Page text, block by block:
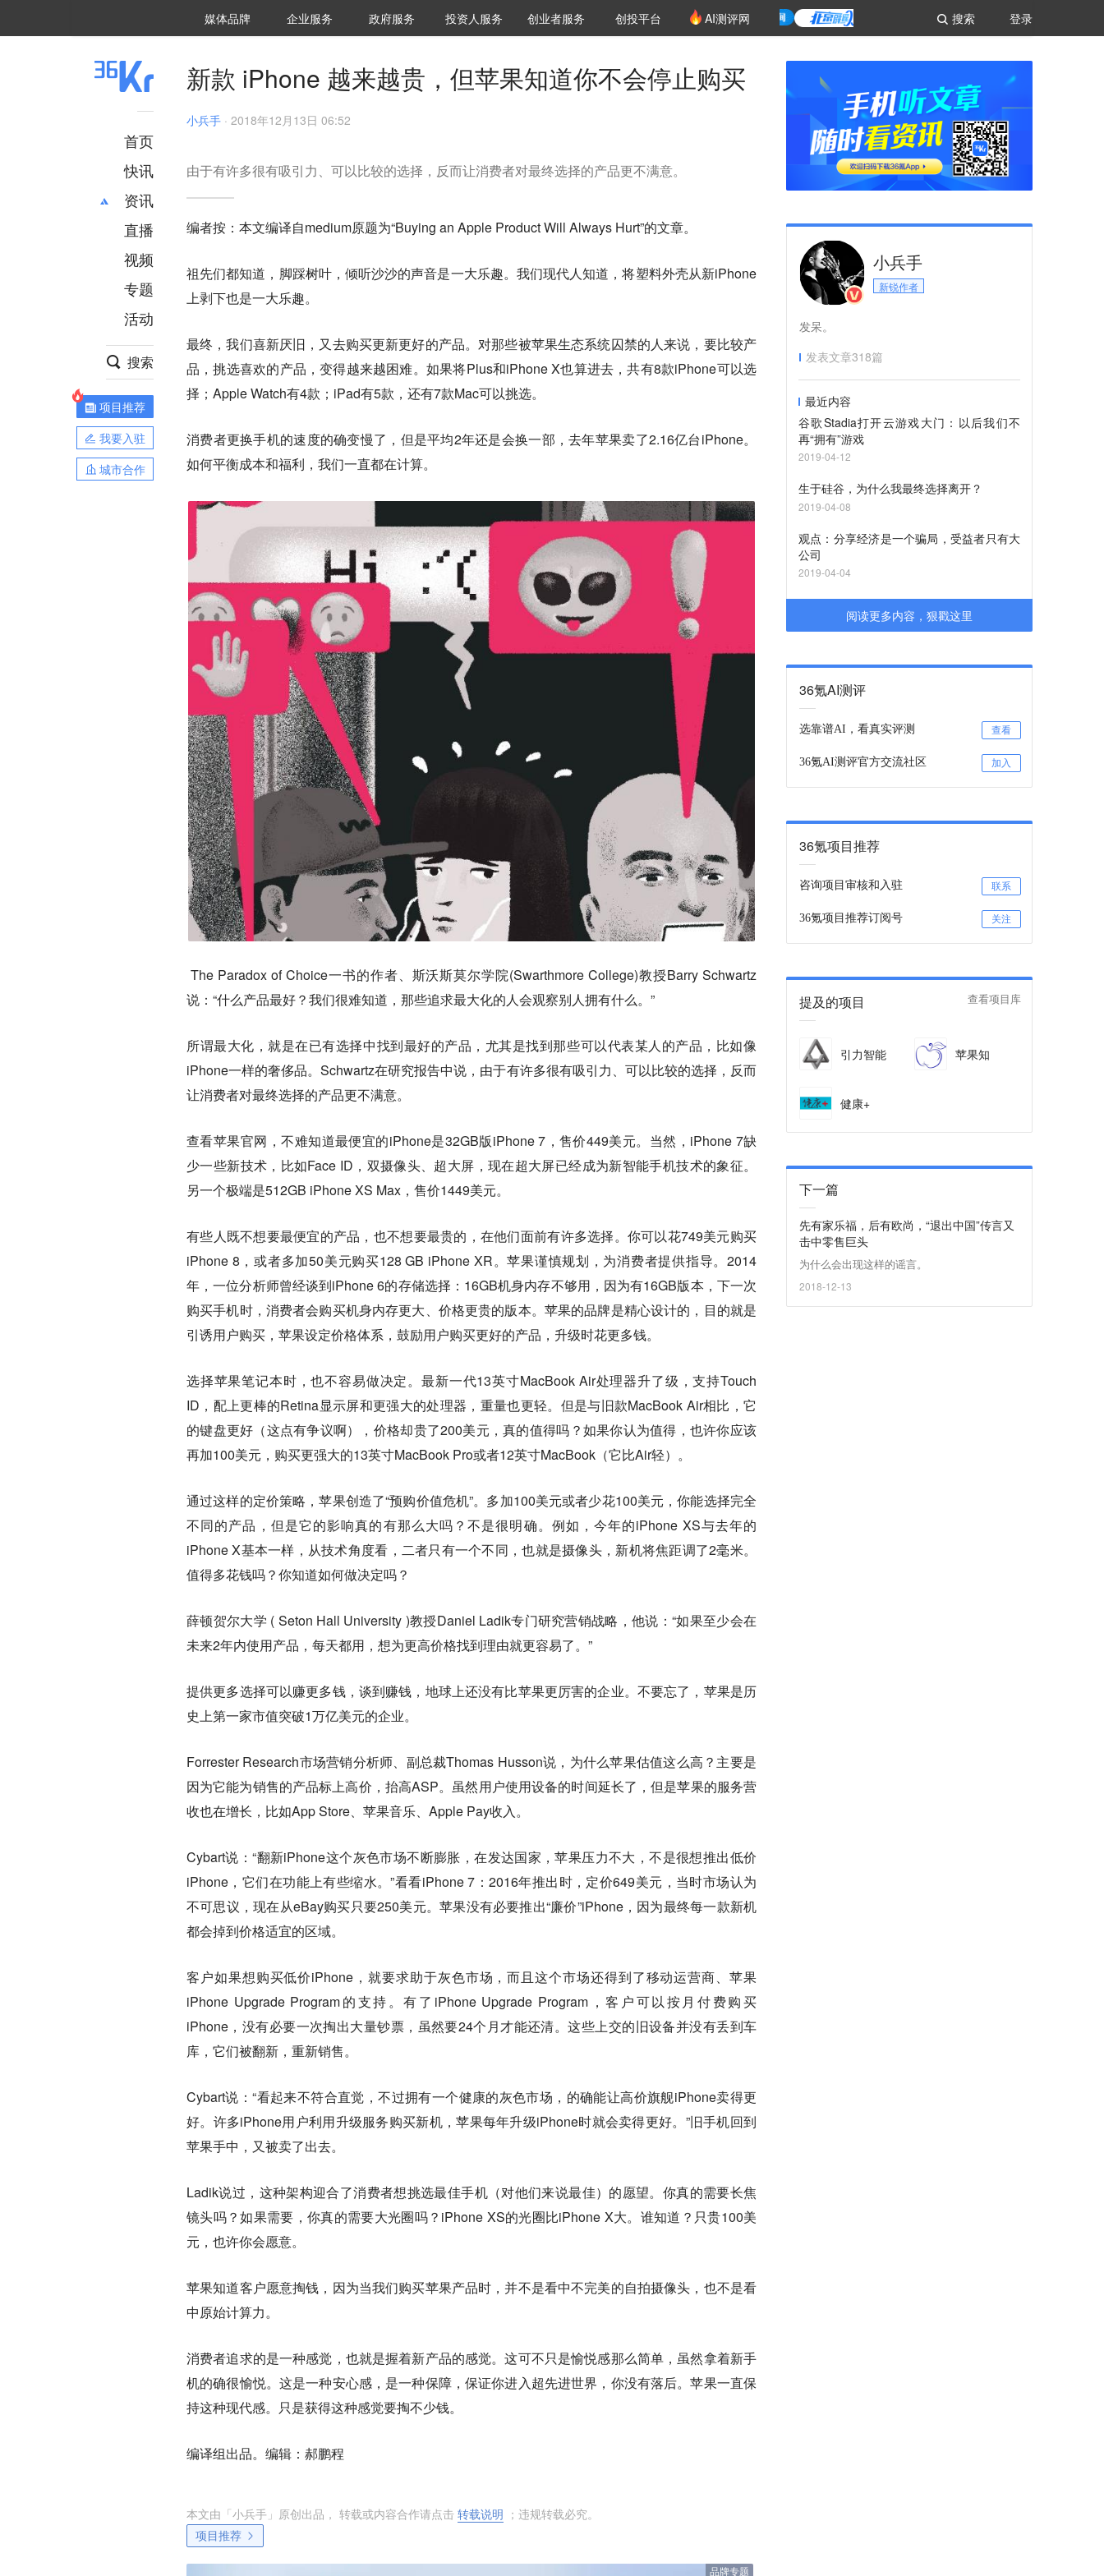
登录
搜索
媒体品牌 36Kr研究院
企业服务 城市之窗
政府服务 VClub投资机构库
投资机构职位推介
投资人服务 创投氪堂
创业者服务 创投平台 AI测评网
首页
快讯
资讯
推荐
财经
项目推荐
安徽
直播
视频
专题
活动
搜索
项目推荐
我要入驻
城市合作
新款 iPhone 越来越贵，但苹果知道你不会停止购买
小兵手 · 2018年12月13日 06:52
由于有许多很有吸引力、可以比较的选择，反而让消费者对最终选择的产品更不满意。
编者按：本文编译自medium原题为“Buying an Apple Product Will Always Hurt”的文章。
祖先们都知道，脚踩树叶，倾听沙沙的声音是一大乐趣。我们现代人知道，将塑料外壳从新iPhone
上剥下也是一大乐趣。
最终，我们喜新厌旧，又去购买更新更好的产品。对那些被苹果生态系统囚禁的人来说，要比较产
品，挑选喜欢的产品，变得越来越困难。如果将Plus和iPhone X也算进去，共有8款iPhone可以选
择；Apple Watch有4款；iPad有5款，还有7款Mac可以挑选。
消费者更换手机的速度的确变慢了，但是平均2年还是会换一部，去年苹果卖了2.16亿台iPhone。
如何平衡成本和福利，我们一直都在计算。
The Paradox of Choice一书的作者、斯沃斯莫尔学院(Swarthmore College)教授Barry Schwartz
说：“什么产品最好？我们很难知道，那些追求最大化的人会观察别人拥有什么。”
所谓最大化，就是在已有选择中找到最好的产品，尤其是找到那些可以代表某人的产品，比如像
iPhone一样的奢侈品。Schwartz在研究报告中说，由于有许多很有吸引力、可以比较的选择，反而
让消费者对最终选择的产品更不满意。
查看苹果官网，不难知道最便宜的iPhone是32GB版iPhone 7，售价449美元。当然，iPhone 7缺
少一些新技术，比如Face ID，双摄像头、超大屏，现在超大屏已经成为新智能手机技术的象征。
另一个极端是512GB iPhone XS Max，售价1449美元。
有些人既不想要最便宜的产品，也不想要最贵的，在他们面前有许多选择。你可以花749美元购买
iPhone 8，或者多加50美元购买128 GB iPhone XR。苹果谨慎规划，为消费者提供指导。2014
年，一位分析师曾经谈到iPhone 6的存储选择：16GB机身内存不够用，因为有16GB版本，下一次
购买手机时，消费者会购买机身内存更大、价格更贵的版本。苹果的品牌是精心设计的，目的就是
引诱用户购买，苹果设定价格体系，鼓励用户购买更好的产品，升级时花更多钱。
选择苹果笔记本时，也不容易做决定。最新一代13英寸MacBook Air处理器升了级，支持Touch
ID，配上更棒的Retina显示屏和更强大的处理器，重量也更轻。但是与旧款MacBook Air相比，它
的键盘更好（这点有争议啊），价格却贵了200美元，真的值得吗？如果你认为值得，也许你应该
再加100美元，购买更强大的13英寸MacBook Pro或者12英寸MacBook（它比Air轻）。
通过这样的定价策略，苹果创造了“预购价值危机”。多加100美元或者少花100美元，你能选择完全
不同的产品，但是它的影响真的有那么大吗？不是很明确。例如，今年的iPhone XS与去年的
iPhone X基本一样，从技术角度看，二者只有一个不同，也就是摄像头，新机将焦距调了2毫米。
值得多花钱吗？你知道如何做决定吗？
薛顿贺尔大学 ( Seton Hall University )教授Daniel Ladik专门研究营销战略，他说：“如果至少会在
未来2年内使用产品，每天都用，想为更高价格找到理由就更容易了。”
提供更多选择可以赚更多钱，谈到赚钱，地球上还没有比苹果更厉害的企业。不要忘了，苹果是历
史上第一家市值突破1万亿美元的企业。
Forrester Research市场营销分析师、副总裁Thomas Husson说，为什么苹果估值这么高？主要是
因为它能为销售的产品标上高价，抬高ASP。虽然用户使用设备的时间延长了，但是苹果的服务营
收也在增长，比如App Store、苹果音乐、Apple Pay收入。
Cybart说：“翻新iPhone这个灰色市场不断膨胀，在发达国家，苹果压力不大，不是很想推出低价
iPhone，它们在功能上有些缩水。”看看iPhone 7：2016年推出时，定价649美元，当时市场认为
不可思议，现在从eBay购买只要250美元。苹果没有必要推出“廉价”iPhone，因为最终每一款新机
都会掉到价格适宜的区域。
客户如果想购买低价iPhone，就要求助于灰色市场，而且这个市场还得到了移动运营商、苹果
iPhone Upgrade Program的支持。有了iPhone Upgrade Program，客户可以按月付费购买
iPhone，没有必要一次掏出大量钞票，虽然要24个月才能还清。这些上交的旧设备并没有丢到车
库，它们被翻新，重新销售。
Cybart说：“看起来不符合直觉，不过拥有一个健康的灰色市场，的确能让高价旗舰iPhone卖得更
好。许多iPhone用户利用升级服务购买新机，苹果每年升级iPhone时就会卖得更好。”旧手机回到
苹果手中，又被卖了出去。
Ladik说过，这种架构迎合了消费者想挑选最佳手机（对他们来说最佳）的愿望。你真的需要长焦
镜头吗？如果需要，你真的需要大光圈吗？iPhone XS的光圈比iPhone X大。谁知道？只贵100美
元，也许你会愿意。
苹果知道客户愿意掏钱，因为当我们购买苹果产品时，并不是看中不完美的自拍摄像头，也不是看
中原始计算力。
消费者追求的是一种感觉，也就是握着新产品的感觉。这可不只是愉悦感那么简单，虽然拿着新手
机的确很愉悦。这是一种安心感，是一种保障，保证你进入超先进世界，你没有落后。苹果一直保
持这种现代感。只是获得这种感觉要掏不少钱。
编译组出品。编辑：郝鹏程
本文由「小兵手 」原创出品， 转载或内容合作请点击 转载说明 ；违规转载必究。
项目推荐
品牌专题
小兵手
新锐作者
发呆。
发表文章318篇
最近内容
谷歌Stadia打开云游戏大门：以后我们不
再“拥有”游戏
2019-04-12
生于硅谷，为什么我最终选择离开？
2019-04-08
观点：分享经济是一个骗局，受益者只有大
公司
2019-04-04
阅读更多内容，狠戳这里
36氪AI测评
选靠谱AI，看真实评测 查看
36氪AI测评官方交流社区 加入
36氪项目推荐
咨询项目审核和入驻 联系
36氪项目推荐订阅号 关注
提及的项目 查看项目库
引力智能 苹果知
健康+
下一篇
先有家乐福，后有欧尚，“退出中国”传言又
击中零售巨头
为什么会出现这样的谣言。
2018-12-13